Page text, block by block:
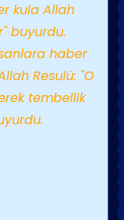
kula Allah
buyurdu.
haber
Resulü: "O
tembellik